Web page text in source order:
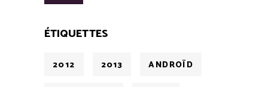
ÉTIQUETTES
2012 2013 ANDROÏD